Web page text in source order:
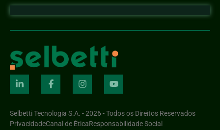
Selbetti Tecnologia S.A. - 2026 - Todos os Direitos Reservados
PrivacidadeCanal de ÉticaResponsabilidade Social